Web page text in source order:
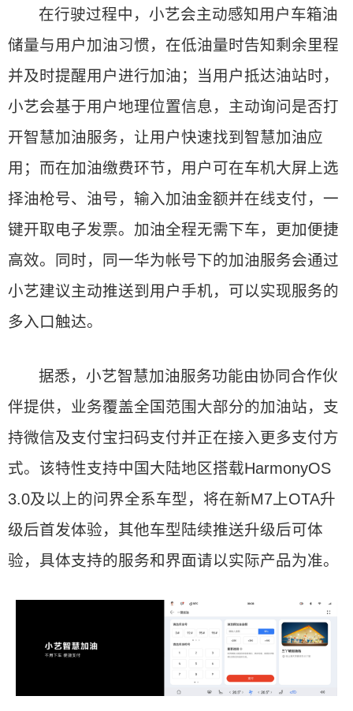
在行驶过程中，小艺会主动感知用户车箱油
储量与用户加油习惯，在低油量时告知剩余里程
并及时提醒用户进行加油；当用户抵达油站时，
小艺会基于用户地理位置信息，主动询问是否打
开智慧加油服务，让用户快速找到智慧加油应
用；而在加油缴费环节，用户可在车机大屏上选
择油枪号、油号，输入加油金额并在线支付，一
键开取电子发票。加油全程无需下车，更加便捷
高效。同时，同一华为帐号下的加油服务会通过
小艺建议主动推送到用户手机，可以实现服务的
多入口触达。
据悉，小艺智慧加油服务功能由协同合作伙
伴提供，业务覆盖全国范围大部分的加油站，支
持微信及支付宝扫码支付并正在接入更多支付方
式。该特性支持中国大陆地区搭载HarmonyOS
3.0及以上的问界全系车型，将在新M7上OTA升
级后首发体验，其他车型陆续推送升级后可体
验，具体支持的服务和界面请以实际产品为准。